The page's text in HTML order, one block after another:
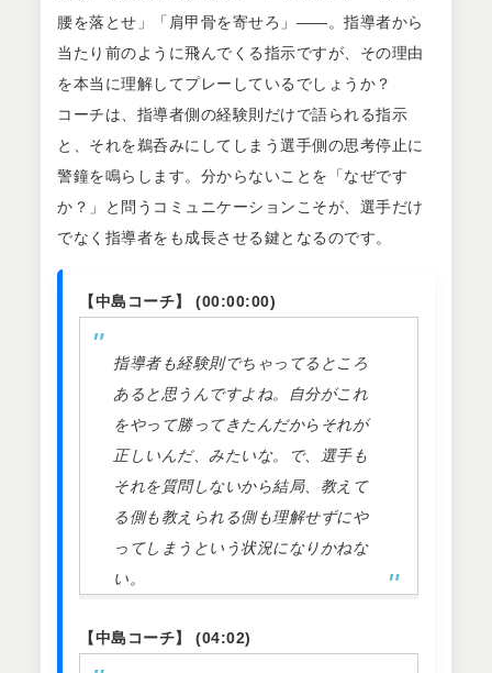
腰を落とせ」「肩甲骨を寄せろ」――。指導者から
当たり前のように飛んでくる指示ですが、その理由
を本当に理解してプレーしているでしょうか？
コーチは、指導者側の経験則だけで語られる指示
と、それを鵜呑みにしてしまう選手側の思考停止に
警鐘を鳴らします。分からないことを「なぜです
か？」と問うコミュニケーションこそが、選手だけ
でなく指導者をも成長させる鍵となるのです。
【中島コーチ】 (00:00:00)
指導者も経験則でちゃってるところ
あると思うんですよね。自分がこれ
をやって勝ってきたんだからそれが
正しいんだ、みたいな。で、選手も
それを質問しないから結局、教えて
る側も教えられる側も理解せずにや
ってしまうという状況になりかねな
い。
【中島コーチ】 (04:02)